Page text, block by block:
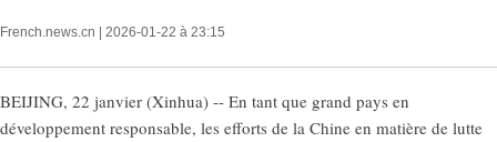
French.news.cn | 2026-01-22 à 23:15
BEIJING, 22 janvier (Xinhua) -- En tant que grand pays en
développement responsable, les efforts de la Chine en matière de lutte